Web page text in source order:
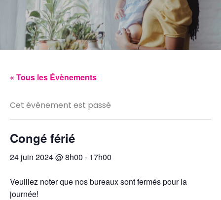
« Tous les Évènements
Cet évènement est passé
Congé férié
24 juin 2024 @ 8h00 - 17h00
Veuillez noter que nos bureaux sont fermés pour la
journée!